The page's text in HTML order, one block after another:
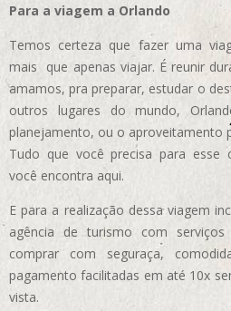
Para a viagem a Orlando
Temos certeza que fazer uma
mais que apenas viajar. É reunir
amamos, pra preparar, estudar o
outros lugares do mundo,
planejamento, ou o aproveitamento
Tudo que você precisa para esse
você encontra aqui.
E para a realização dessa viagem
agência de turismo com
comprar com seguraça,
pagamento facilitadas em até 10x
vista.